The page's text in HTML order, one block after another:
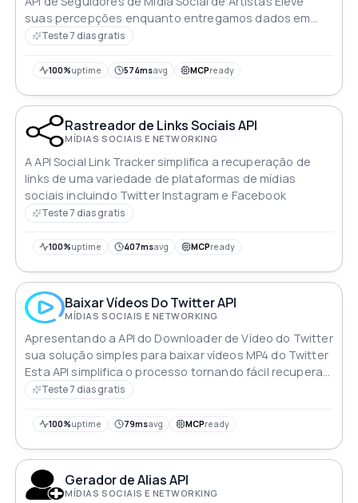
suas percepções enquanto entregamos dados em
tempo real sobre ouvintes mensais do Spotify e
Spotify e Twitter Amplifique sua compreensão da
criativas como nunca antes
Teste 7 dias gratis
100%uptime 574msavg MCPready
Rastreador de Links Sociais API
MÍDIAS SOCIAIS E NETWORKING
A API Social Link Tracker simplifica a recuperação de
links de uma variedade de plataformas de mídias
sociais incluindo Twitter Instagram e Facebook
Teste 7 dias gratis
100%uptime 407msavg MCPready
Baixar Vídeos Do Twitter API
MÍDIAS SOCIAIS E NETWORKING
Apresentando a API do Downloader de Vídeo do Twitter
sua solução simples para baixar vídeos MP4 do Twitter
Esta API simplifica o processo tornando fácil recuperar
e salvar vídeos de tweets com facilidade e
Teste 7 dias gratis
100%uptime 79msavg MCPready
Gerador de Alias API
MÍDIAS SOCIAIS E NETWORKING